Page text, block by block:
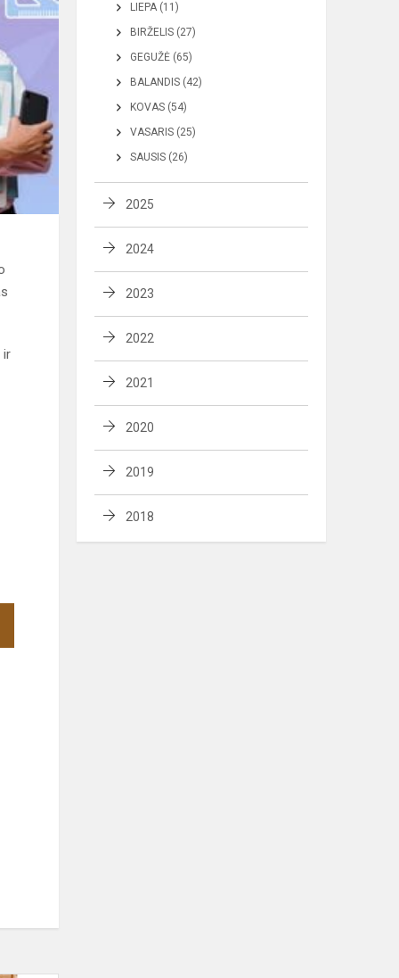
ir
LIEPA (11)
BIRŽELIS (27)
GEGUŽĖ (65)
BALANDIS (42)
KOVAS (54)
VASARIS (25)
SAUSIS (26)
2025
2024
2023
2022
2021
2020
2019
2018